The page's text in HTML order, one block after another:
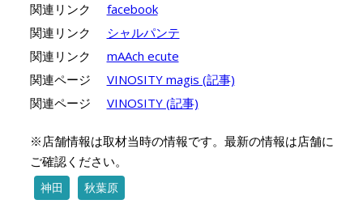
関連リンク
facebook
関連リンク
シャルパンテ
関連リンク
mAAch ecute
関連ページ
VINOSITY magis (記事)
関連ページ
VINOSITY (記事)
※店舗情報は取材当時の情報です。最新の情報は店舗に
ご確認ください。
神田 秋葉原